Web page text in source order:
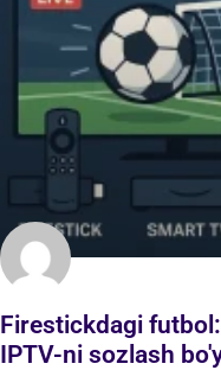
Firestickdagi
IPTV-ni sozlash